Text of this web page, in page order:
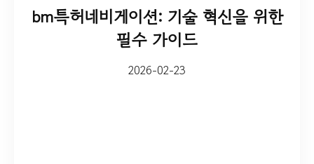
bm특허네비게이션: 기술 혁신을 위한
필수 가이드
2026-02-23